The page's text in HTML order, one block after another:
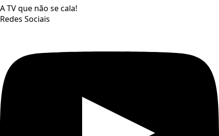
A TV que não se cala!
Redes Sociais